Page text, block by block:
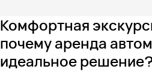
Комфортная
почему аренда
идеальное